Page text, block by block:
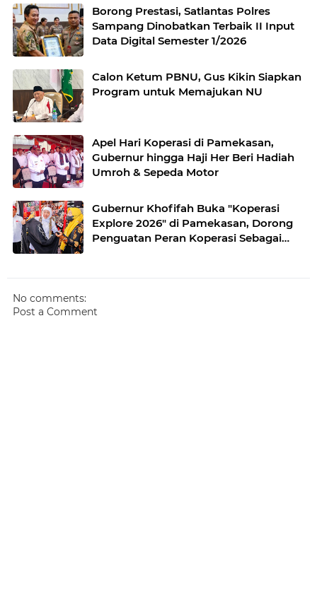
Borong Prestasi, Satlantas Polres
Sampang Dinobatkan Terbaik II Input
Data Digital Semester 1/2026
Calon Ketum PBNU, Gus Kikin Siapkan
Program untuk Memajukan NU
Apel Hari Koperasi di Pamekasan,
Gubernur hingga Haji Her Beri Hadiah
Umroh & Sepeda Motor
Gubernur Khofifah Buka "Koperasi
Explore 2026" di Pamekasan, Dorong
Penguatan Peran Koperasi Sebagai
No comments:
Post a Comment